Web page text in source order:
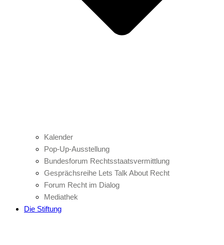
Kalender
Pop-Up-Ausstellung
Bundesforum Rechtsstaatsvermittlung
Gesprächsreihe Lets Talk About Recht
Forum Recht im Dialog
Mediathek
Die Stiftung